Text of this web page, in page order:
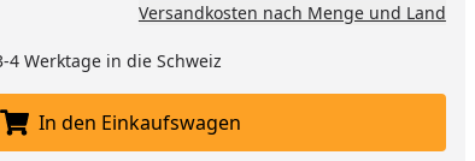
Versandkosten nach Menge und Land
4 Werktage in die Schweiz
In den Einkaufswagen legen
In den Einkaufswagen